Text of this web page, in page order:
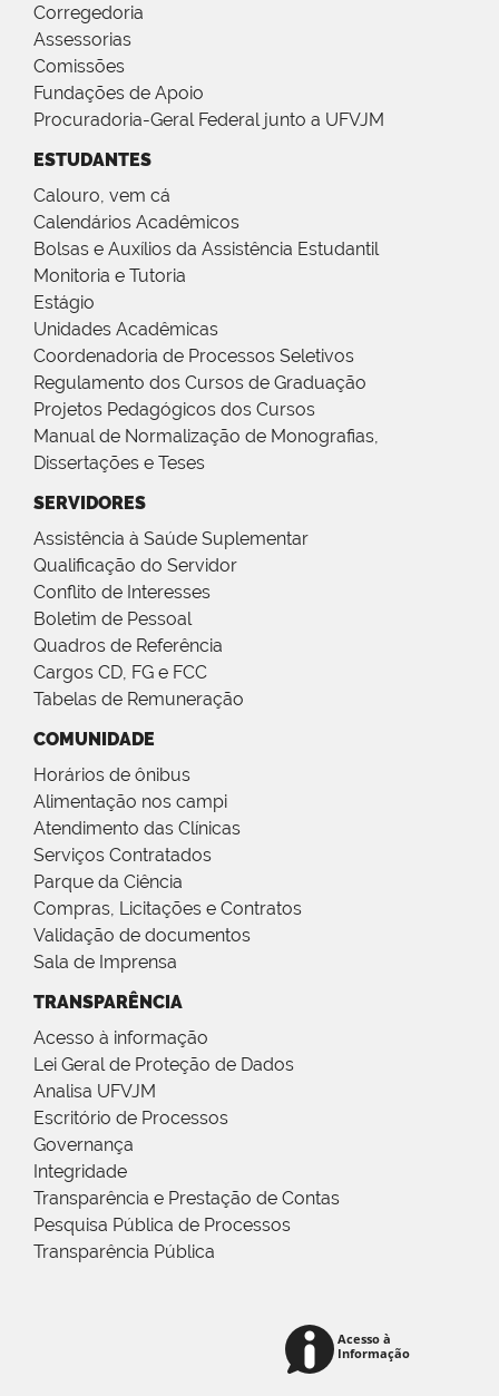
Corregedoria
Assessorias
Comissões
Fundações de Apoio
Procuradoria-Geral Federal junto a UFVJM
ESTUDANTES
Calouro, vem cá
Calendários Acadêmicos
Bolsas e Auxílios da Assistência Estudantil
Monitoria e Tutoria
Estágio
Unidades Acadêmicas
Coordenadoria de Processos Seletivos
Regulamento dos Cursos de Graduação
Projetos Pedagógicos dos Cursos
Manual de Normalização de Monografias,
Dissertações e Teses
SERVIDORES
Assistência à Saúde Suplementar
Qualificação do Servidor
Conflito de Interesses
Boletim de Pessoal
Quadros de Referência
Cargos CD, FG e FCC
Tabelas de Remuneração
COMUNIDADE
Horários de ônibus
Alimentação nos campi
Atendimento das Clínicas
Serviços Contratados
Parque da Ciência
Compras, Licitações e Contratos
Validação de documentos
Sala de Imprensa
TRANSPARÊNCIA
Acesso à informação
Lei Geral de Proteção de Dados
Analisa UFVJM
Escritório de Processos
Governança
Integridade
Transparência e Prestação de Contas
Pesquisa Pública de Processos
Transparência Pública